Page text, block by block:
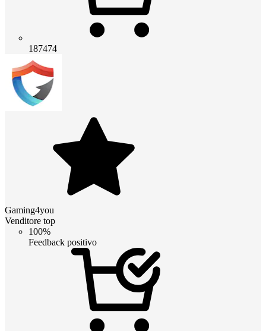
187474
Gaming4you
Venditore top
100%
Feedback positivo